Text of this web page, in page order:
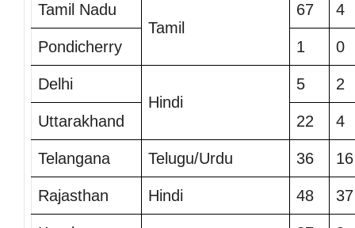
Tamil Nadu
Tamil
67 4
Pondicherry 1 0
Delhi
Hindi
5 2
Uttarakhand 22 4
Telangana Telugu/Urdu 36 16
Rajasthan Hindi 48 37